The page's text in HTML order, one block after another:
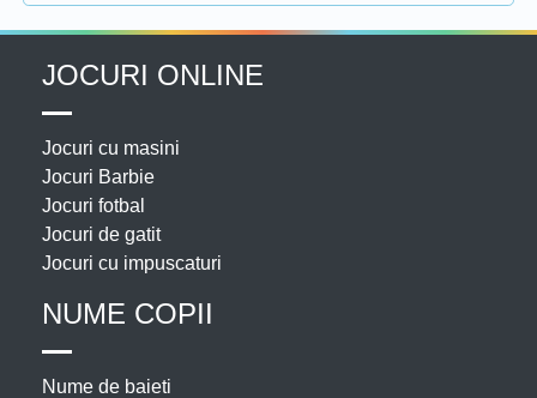
JOCURI ONLINE
Jocuri cu masini
Jocuri Barbie
Jocuri fotbal
Jocuri de gatit
Jocuri cu impuscaturi
NUME COPII
Nume de baieti